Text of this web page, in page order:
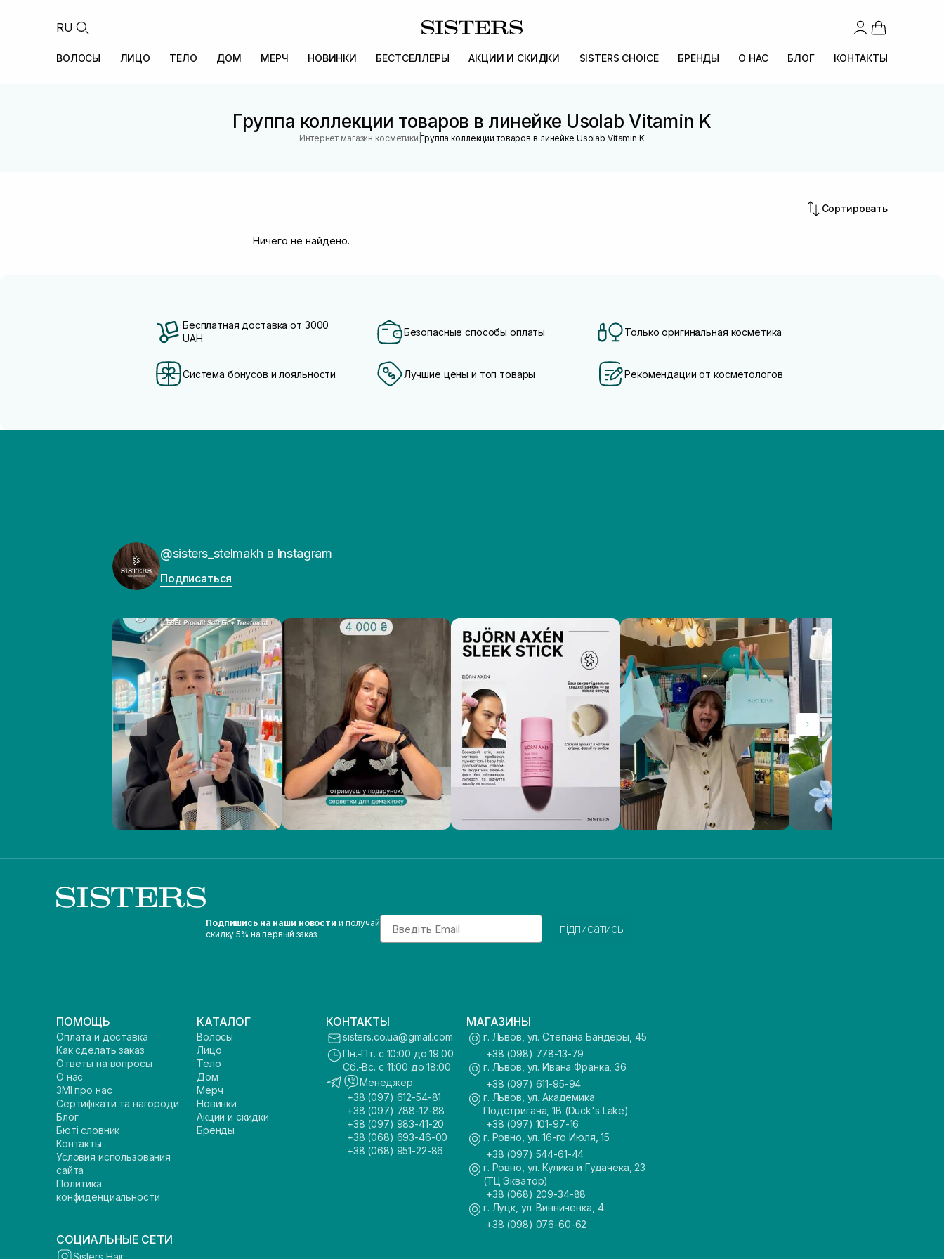
RU
ВОЛОСЫ ЛИЦО ТЕЛО ДОМ МЕРЧ НОВИНКИ БЕСТСЕЛЛЕРЫ АКЦИИ И СКИДКИ SISTERS CHOICE БРЕНДЫ О НАС БЛОГ КОНТАКТЫ
Группа коллекции товаров в линейке Usolab Vitamin K
Интернет магазин косметики |Группа коллекции товаров в линейке Usolab Vitamin K
Сортировать
Ничего не найдено.
Бесплатная доставка от 3000
UAH
Безопасные способы оплаты Только оригинальная косметика
Система бонусов и лояльности Лучшие цены и топ товары Рекомендации от косметологов
@sisters_stelmakh в Instagram
Подписаться
Подпишись на наши новости и получай
скидку 5% на первый заказ
Email
підписатись
ПОМОЩЬ
Оплата и доставка
Как сделать заказ
Ответы на вопросы
О нас
ЗМІ про нас
Сертифікати та нагороди
Блог
Бюті словник
Контакты
Условия использования
сайта
Политика
конфиденциальности
КАТАЛОГ
Волосы
Лицо
Тело
Дом
Мерч
Новинки
Акции и скидки
Бренды
КОНТАКТЫ
sisters.co.ua@gmail.com
Пн.-Пт. с 10:00 до 19:00
Сб.-Вс. с 11:00 до 18:00
Менеджер
+38 (097) 612-54-81
+38 (097) 788-12-88
+38 (097) 983-41-20
+38 (068) 693-46-00
+38 (068) 951-22-86
МАГАЗИНЫ
г. Львов, ул. Степана Бандеры, 45
+38 (098) 778-13-79
г. Львов, ул. Ивана Франка, 36
+38 (097) 611-95-94
г. Львов, ул. Академика
Подстригача, 1В (Duck's Lake)
+38 (097) 101-97-16
г. Ровно, ул. 16-го Июля, 15
+38 (097) 544-61-44
г. Ровно, ул. Кулика и Гудачека, 23
(ТЦ Экватор)
+38 (068) 209-34-88
г. Луцк, ул. Винниченка, 4
+38 (098) 076-60-62
СОЦИАЛЬНЫЕ СЕТИ
Sisters Hair